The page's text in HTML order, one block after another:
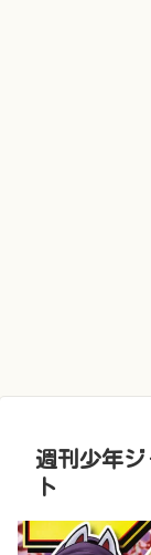
週刊少年ジ
ト